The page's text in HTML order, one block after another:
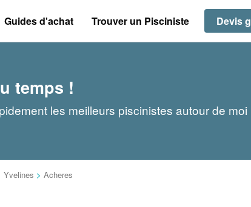
Guides d'achat Trouver un Pisciniste Devis
temps !
les meilleurs piscinistes autour de moi
Yvelines > Acheres